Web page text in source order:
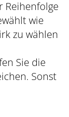
Reihenfolge
wie
zu wählen
Sie die
Sonst